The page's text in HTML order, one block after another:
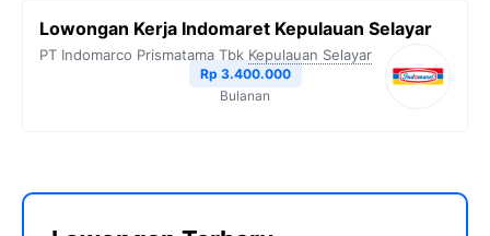
Lowongan Kerja Indomaret Kepulauan Selayar
PT Indomarco Prismatama Tbk Kepulauan Selayar
Rp 3.400.000
Bulanan